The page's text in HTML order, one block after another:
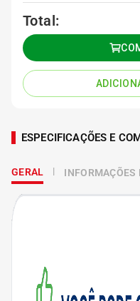
Total:
ESPECIFICAÇÕES E
GERAL INFORMAÇÕES